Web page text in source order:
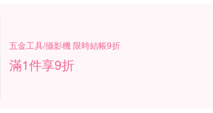
五金工具/攝影機 限時結帳9折
滿1件享9折